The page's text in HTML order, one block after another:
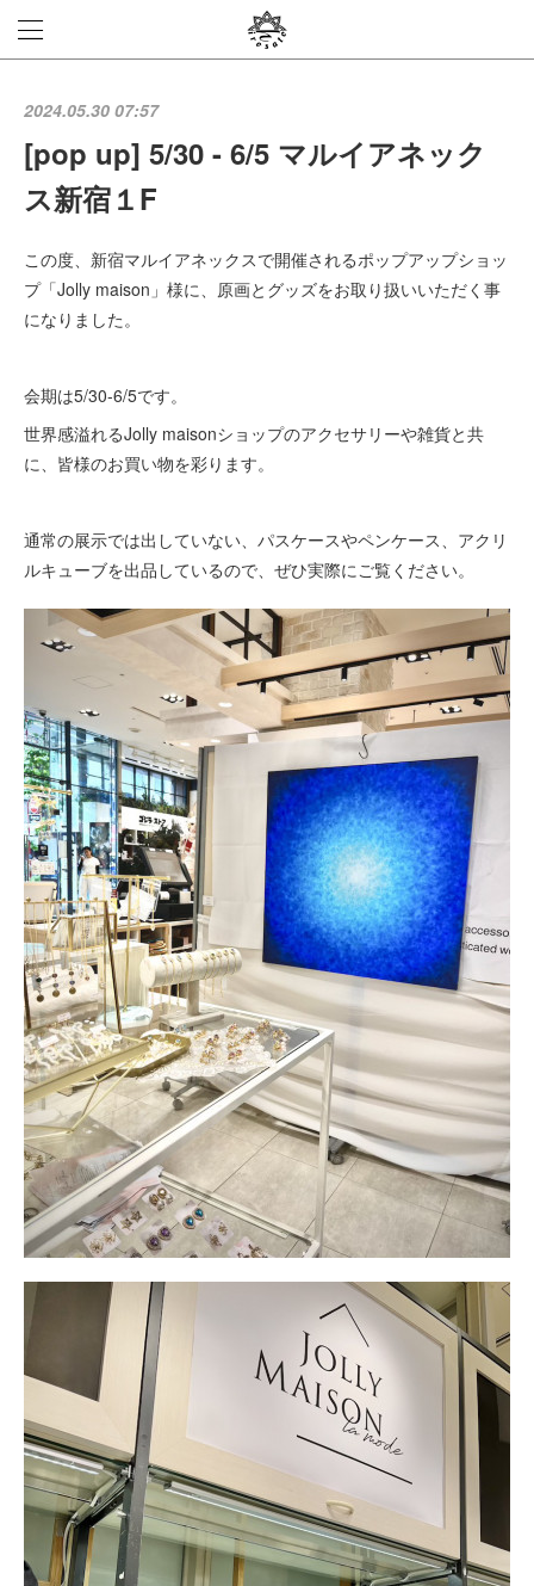
2024.05.30 07:57
[pop up] 5/30 - 6/5 マルイアネック
ス新宿１F
この度、新宿マルイアネックスで開催されるポップアップショッ
プ「Jolly maison」様に、原画とグッズをお取り扱いいただく事
になりました。
会期は5/30-6/5です。
世界感溢れるJolly maisonショップのアクセサリーや雑貨と共
に、皆様のお買い物を彩ります。
通常の展示では出していない、パスケースやペンケース、アクリ
ルキューブを出品しているので、ぜひ実際にご覧ください。